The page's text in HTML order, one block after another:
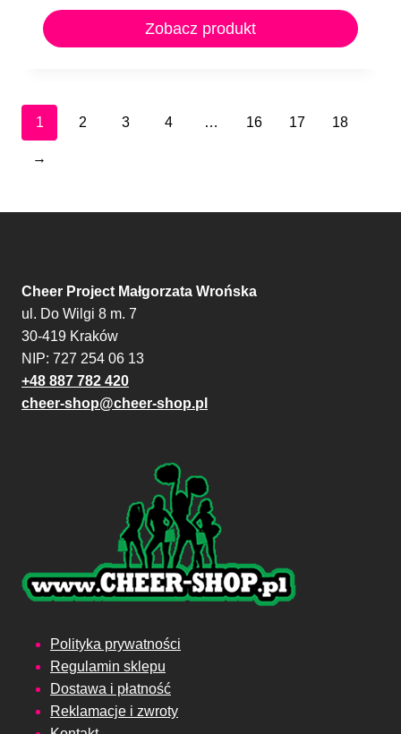
Zobacz produkt
1 2 3 4 … 16 17 18
→
Cheer Project Małgorzata Wrońska
ul. Do Wilgi 8 m. 7
30-419 Kraków
NIP: 727 254 06 13
+48 887 782 420
cheer-shop@cheer-shop.pl
Polityka prywatności
Regulamin sklepu
Dostawa i płatność
Reklamacje i zwroty